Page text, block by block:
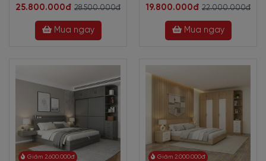
25.800.000đ 28.500.000đ
Mua ngay
19.800.000đ 22.000.000đ
Mua ngay
Giảm 2.600.000đ Giảm 2.000.000đ